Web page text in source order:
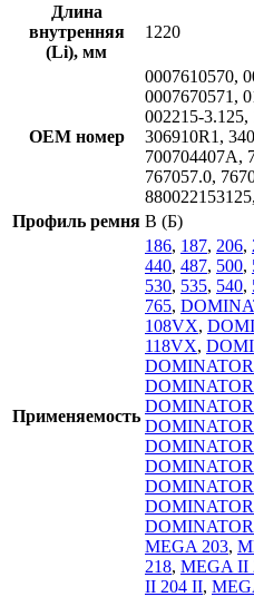
Длина
внутренняя
(Li), мм
1220
OEM номер
0007610570,
0007670571,
002215-3.125,
306910R1,
700704407A,
767057.0,
Профиль ремня B (Б)
Применяемость
186, 187, 206,
440, 487, 500,
530, 535, 540,
765,
108VX,
118VX,
DOMINATOR
DOMINATOR
DOMINATOR
MEGA 203,
218, MEGA II
II 204 II,